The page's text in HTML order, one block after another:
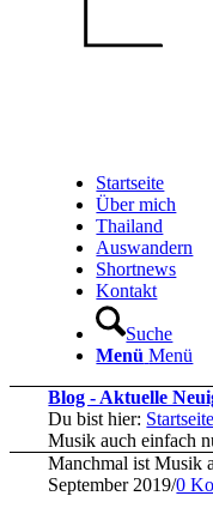
Startseite
Über mich
Thailand
Auswandern
Shortnews
Kontakt
Suche
Menü Menü
Blog - Aktuelle
Du bist hier: Startseite
Musik auch einfach
Manchmal ist Musik
September 2019/0